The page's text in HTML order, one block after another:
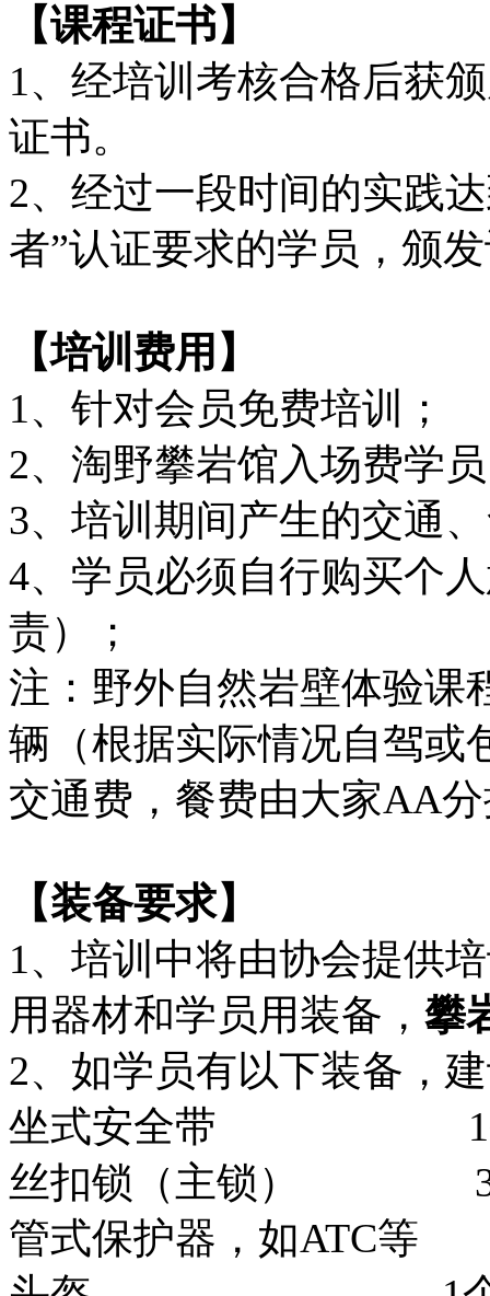
【课程证书】
1、经培训考核合格后获
证书。
2、经过一段时间的实践
者”认证要求的学员，颁
【培训费用】
1、针对会员免费培训；
2、淘野攀岩馆入场费学
3、培训期间产生的交通
4、学员必须自行购买个
责）；
注：野外自然岩壁体验课
辆（根据实际情况自驾或
交通费，餐费由大家AA
【装备要求】
1、培训中将由协会提供
用器材和学员用装备， 攀
2、如学员有以下装备，
坐式安全带 1
丝扣锁（主锁） 3
管式保护器，如ATC等